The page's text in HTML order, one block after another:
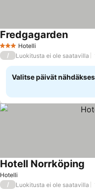
3 Tähtiluokitus
Hotelli
Fredgagarden
/ Luokitusta ei ole saatavilla
Valitse päivät
Hotelli
Hotell Norrköping
/ Luokitusta ei ole saatavilla